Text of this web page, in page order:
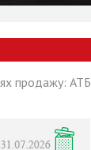
продажу: АТБ,